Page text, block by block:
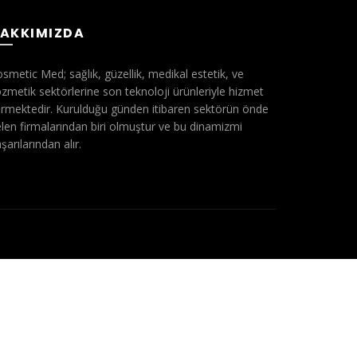
Med; sağlık, güzellik, medikal estetik, ve
sektörlerine son teknoloji ürünleriyle hizmet
Kurulduğu günden itibaren sektörün önde
firmalarından biri olmuştur ve bu dinamizmi
alır.